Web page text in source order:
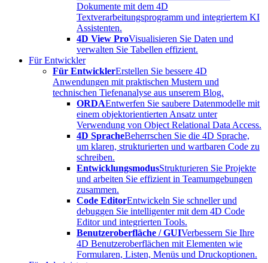
Dokumente mit dem 4D
Textverarbeitungsprogramm und integriertem KI
Assistenten.
4D View ProVisualisieren Sie Daten und
verwalten Sie Tabellen effizient.
Für Entwickler
Für EntwicklerErstellen Sie bessere 4D
Anwendungen mit praktischen Mustern und
technischen Tiefenanalyse aus unserem Blog.
ORDAEntwerfen Sie saubere Datenmodelle mit
einem objektorientierten Ansatz unter
Verwendung von Object Relational Data Access.
4D SpracheBeherrschen Sie die 4D Sprache,
um klaren, strukturierten und wartbaren Code zu
schreiben.
EntwicklungsmodusStrukturieren Sie Projekte
und arbeiten Sie effizient in Teamumgebungen
zusammen.
Code EditorEntwickeln Sie schneller und
debuggen Sie intelligenter mit dem 4D Code
Editor und integrierten Tools.
Benutzeroberfläche / GUIVerbessern Sie Ihre
4D Benutzeroberflächen mit Elementen wie
Formularen, Listen, Menüs und Druckoptionen.